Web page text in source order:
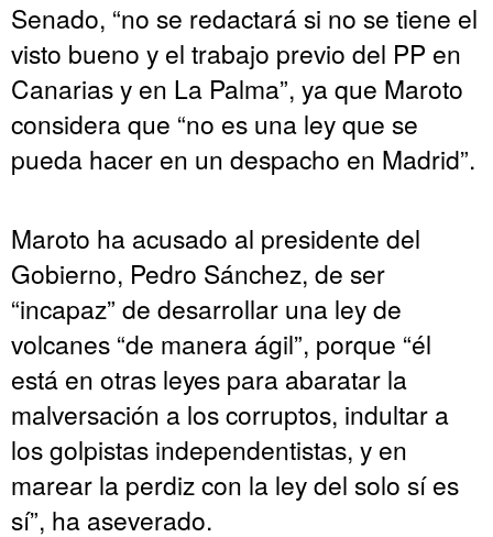
Senado, “no se redactará si no se tiene el
visto bueno y el trabajo previo del PP en
Canarias y en La Palma”, ya que Maroto
considera que “no es una ley que se
pueda hacer en un despacho en Madrid”.
Maroto ha acusado al presidente del
Gobierno, Pedro Sánchez, de ser
“incapaz” de desarrollar una ley de
volcanes “de manera ágil”, porque “él
está en otras leyes para abaratar la
malversación a los corruptos, indultar a
los golpistas independentistas, y en
marear la perdiz con la ley del solo sí es
sí”, ha aseverado.